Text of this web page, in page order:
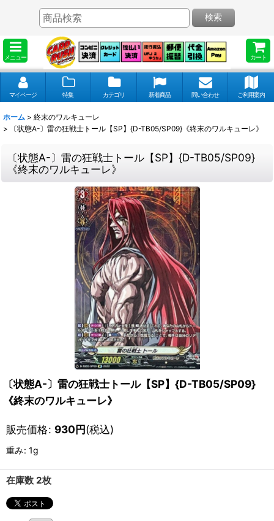
メニュー カート
検索
マイページ 特集 カテゴリ 新着商品 問い合わせ ご利用案内
ホーム > 終末のワルキューレ
>
〔状態A-〕雷の狂戦士トール【SP】{D-TB05/SP09}《終末のワルキューレ》
〔状態A-〕雷の狂戦士トール【SP】{D-TB05/SP09}
《終末のワルキューレ》
〔状態A-〕雷の狂戦士トール【SP】{D-TB05/SP09}
《終末のワルキューレ》
販売価格: 930円(税込)
重み: 1g
在庫数 2枚